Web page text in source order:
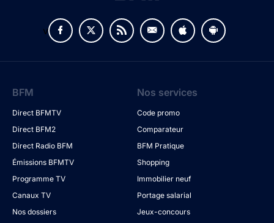
v
BFM
Direct BFMTV
Direct BFM2
Direct Radio BFM
Émissions BFMTV
Programme TV
Canaux TV
Nos dossiers
Nos services
Code promo
Comparateur
BFM Pratique
Shopping
Immobilier neuf
Portage salarial
Jeux-concours